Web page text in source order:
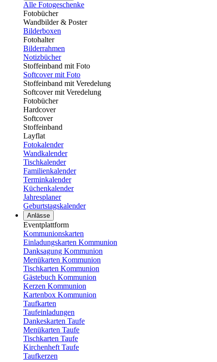
Alle Fotogeschenke
Fotobücher
Wandbilder & Poster
Bilderboxen
Fotohalter
Bilderrahmen
Notizbücher
Stoffeinband mit Foto
Softcover mit Foto
Stoffeinband mit Veredelung
Softcover mit Veredelung
Fotobücher
Hardcover
Softcover
Stoffeinband
Layflat
Fotokalender
Wandkalender
Tischkalender
Familienkalender
Terminkalender
Küchenkalender
Jahresplaner
Geburtstagskalender
Anlässe
Eventplattform
Kommunionskarten
Einladungskarten Kommunion
Danksagung Kommunion
Menükarten Kommunion
Tischkarten Kommunion
Gästebuch Kommunion
Kerzen Kommunion
Kartenbox Kommunion
Taufkarten
Taufeinladungen
Dankeskarten Taufe
Menükarten Taufe
Tischkarten Taufe
Kirchenheft Taufe
Taufkerzen